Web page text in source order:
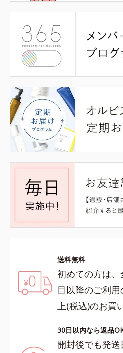
送料無料
初めての方は
目以降のご利
上(税込)のお買
30日以内なら返品
開封後でも発